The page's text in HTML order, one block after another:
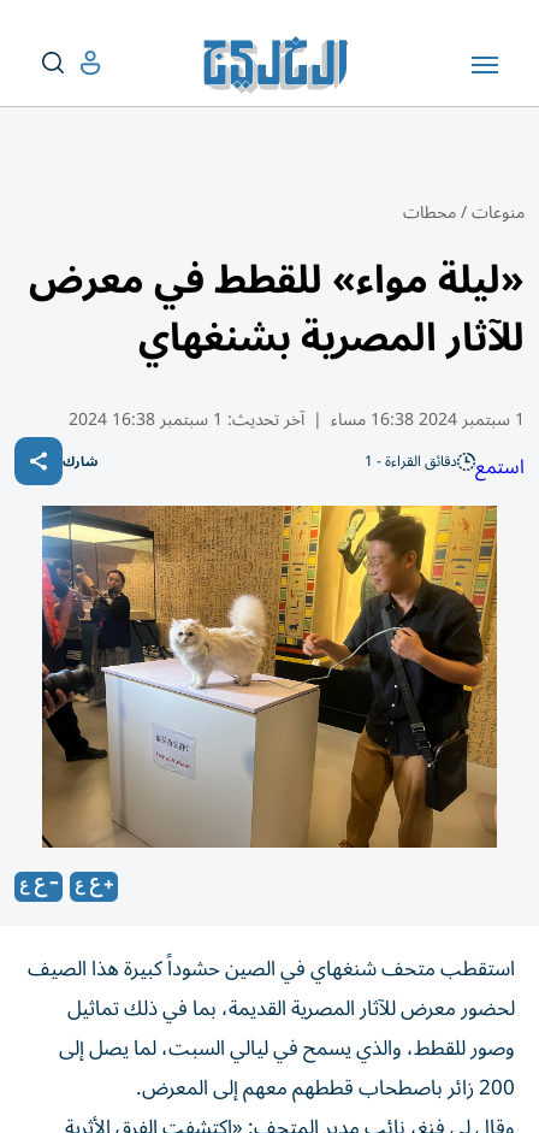
منوعات/محطات
«ليلة مواء» للقطط في معرض
للآثار المصرية بشنغهاي
1 سبتمبر 2024 16:38 مساء | آخر تحديث: 1 سبتمبر 16:38 2024
استمع دقائق القراءة - 1 شارك
استقطب متحف شنغهاي في الصين حشوداً كبيرة هذا الصيف
لحضور معرض للآثار المصرية القديمة، بما في ذلك تماثيل
وصور للقطط، والذي يسمح في ليالي السبت، لما يصل إلى
200 زائر باصطحاب قططهم معهم إلى المعرض.